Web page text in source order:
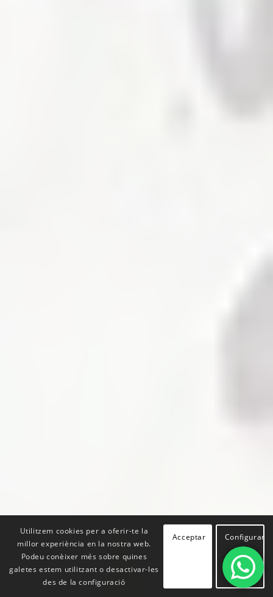
Utilitzem cookies per a oferir-te la
millor experiència en la nostra web.
Podeu conèixer més sobre quines
galetes estem utilitzant o desactivar-les
des de la configuració
Acceptar Configurar